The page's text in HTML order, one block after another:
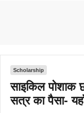
Scholarship
साइकिल पोशाक
सत्र का पैसा-